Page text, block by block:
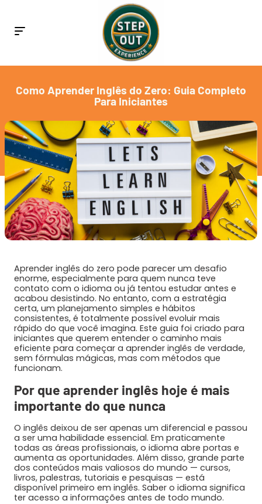
Como Aprender Inglês do Zero: Guia Completo
Para Iniciantes
Aprender inglês do zero pode parecer um desafio
enorme, especialmente para quem nunca teve
contato com o idioma ou já tentou estudar antes e
acabou desistindo. No entanto, com a estratégia
certa, um planejamento simples e hábitos
consistentes, é totalmente possível evoluir mais
rápido do que você imagina. Este guia foi criado para
iniciantes que querem entender o caminho mais
eficiente para começar a aprender inglês de verdade,
sem fórmulas mágicas, mas com métodos que
funcionam.
Por que aprender inglês hoje é mais
importante do que nunca
O inglês deixou de ser apenas um diferencial e passou
a ser uma habilidade essencial. Em praticamente
todas as áreas profissionais, o idioma abre portas e
aumenta as oportunidades. Além disso, grande parte
dos conteúdos mais valiosos do mundo — cursos,
livros, palestras, tutoriais e pesquisas — está
disponível primeiro em inglês. Saber o idioma significa
ter acesso a informações antes de todo mundo.